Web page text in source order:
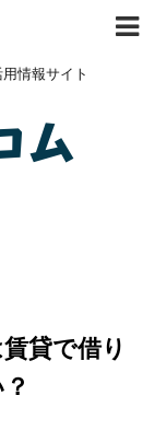
情報サイト
貸で借り